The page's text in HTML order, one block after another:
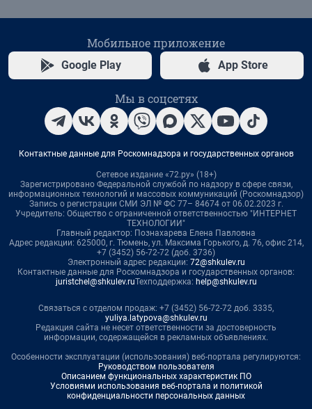
Мобильное приложение
Google Play App Store
Мы в соцсетях
Контактные данные для Роскомнадзора и государственных органов
Сетевое издание «72.ру» (18+)
Зарегистрировано Федеральной службой по надзору в сфере связи,
информационных технологий и массовых коммуникаций (Роскомнадзор)
Запись о регистрации СМИ ЭЛ № ФС 77– 84674 от 06.02.2023 г.
Учредитель: Общество с ограниченной ответственностью "ИНТЕРНЕТ
ТЕХНОЛОГИИ"
Главный редактор: Познахарева Елена Павловна
Адрес редакции: 625000, г. Тюмень, ул. Максима Горького, д. 76, офис 214,
+7 (3452) 56-72-72 (доб. 3736)
Электронный адрес редакции: 72@shkulev.ru
Контактные данные для Роскомнадзора и государственных органов:
juristchel@shkulev.ruТехподдержка: help@shkulev.ru
Связаться с отделом продаж: +7 (3452) 56-72-72 доб. 3335,
yuliya.latypova@shkulev.ru
Редакция сайта не несет ответственности за достоверность
информации, содержащейся в рекламных объявлениях.
Особенности эксплуатации (использования) веб-портала регулируются:
Руководством пользователя
Описанием функциональных характеристик ПО
Условиями использования веб-портала и политикой
конфиденциальности персональных данных